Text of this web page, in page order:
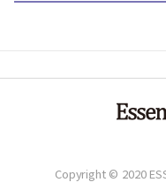
Copyright © 2020